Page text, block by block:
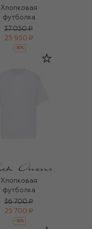
Хлопковая
футболка
37 050 ₽
25 950 ₽
-30%
Хлопковая
футболка
36 700 ₽
25 700 ₽
-30%